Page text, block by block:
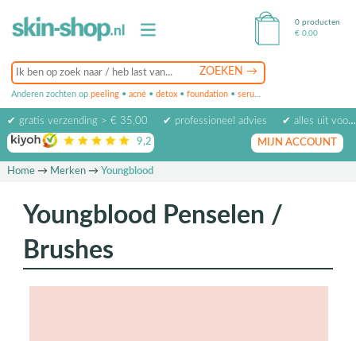
Anderen zochten op peeling • acné • detox • foundation • serum
0 producten
€ 0,00
✔ gratis verzending > € 35,00 ✔ professioneel advies
✔ alles uit voorraad leverbaar
9,2 op basis van beoordelingen
MIJN ACCOUNT
Home→ Merken→ Youngblood
Youngblood Penselen /
Brushes